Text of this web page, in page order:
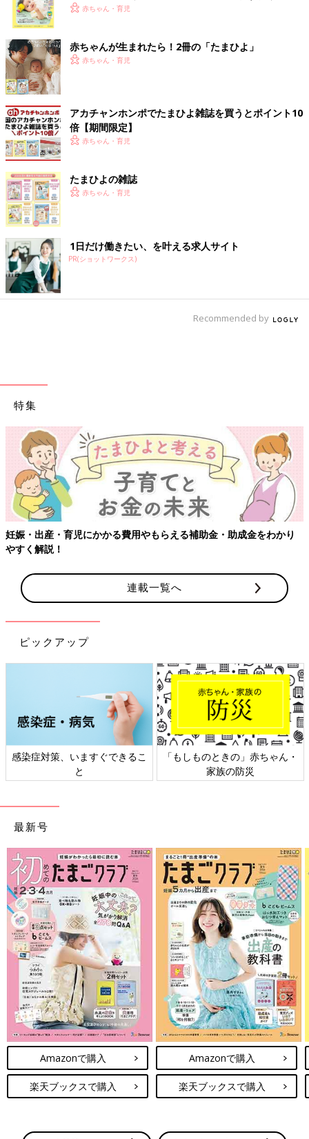
出典：Instagramアカウント「yuka0136」
yuka0136さんは水に流せるティッシュで手洗い場のこそうじ
（小掃除）をしているとのこと。気になったときに拭くことで蛇
ておくのも大切ですよね♪
「ルック まめピカ」でこまめに拭き掃除
出典：Instagramアカウント「happy.life627」
happy.life627さんはトイレ内に「ルック まめピカ」を常備して
いるそう。以前から愛用していて、こまめにシュッとして拭き掃
除をする方法が自分に合っているんだとか！無理なくこそうじ
（小掃除）できる方法を見つけられると家事もラクになりますね
♪
トイレブラシいらずで掃除の頻度がアップ
出典：Instagramアカウント「noppolife」
noppolifeさんはトイレブラシを使わないでトイレ掃除をしてい
るとのこと。洗剤を便器のフチ裏に一周かけて漬け置きするそ
う。擦らない掃除をすることで掃除の頻度が週一回からほぼ毎日
になったんだとか！
簡単すぎる！試してみたくなっちゃう時
短こそうじ5選
おうちのキレイを簡単に保ちたい方にはこそう
じ（小掃除）がおすすめ！今回は時短でできち
ゃうおすすめこそうじ（小掃除）のインスタ投
稿をご紹介します。ぜひ毎日の家事にプラスし
てみてくださいね！
みなさん、さまざまなトイレのこそうじ（小掃除）を実践してい
るようです♪ 普段のトイレ掃除に少しプラスするだけで、さらに
みてくださいね！
く！ おっぱい・ミルクの基本と夏のトラブル 解決テ
赤ちゃん・育児
赤ちゃんが生まれたら！2冊の「たまひよ」
赤ちゃん・育児
アカチャンホンポでたまひよ雑誌を買うとポイント10
倍【期間限定】
赤ちゃん・育児
たまひよの雑誌
赤ちゃん・育児
1日だけ働きたい、を叶える求人サイト
PR(ショットワークス)
Recommended by
特集
妊娠・出産・育児にかかる費用やもらえる補助金・助成金をわかり
やすく解説！
連載一覧へ
ピックアップ
感染症対策、いますぐできるこ
と
「もしものときの」赤ちゃん・
家族の防災
最新号
Amazonで購入
楽天ブックスで購入
Amazonで購入
楽天ブックスで購入